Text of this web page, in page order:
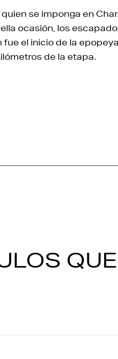
se imponga en
ocasión, los
el inicio de la
de la etapa.